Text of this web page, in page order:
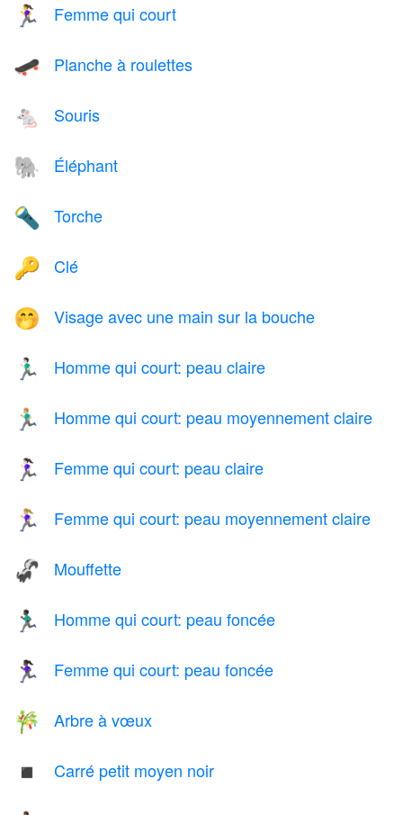
🏃‍♀️ Femme qui court
🛹 Planche à roulettes
🐁 Souris
🐘 Éléphant
🔦 Torche
🔑 Clé
🤭 Visage avec une main sur la bouche
🏃🏻‍♂️ Homme qui court: peau claire
🏃🏼‍♂️ Homme qui court: peau moyennement claire
🏃🏻‍♀️ Femme qui court: peau claire
🏃🏼‍♀️ Femme qui court: peau moyennement claire
🦨 Mouffette
🏃🏿‍♂️ Homme qui court: peau foncée
🏃🏿‍♀️ Femme qui court: peau foncée
🎋 Arbre à vœux
◾ Carré petit moyen noir